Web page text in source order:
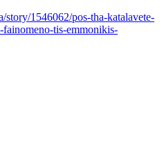
1546062/pos-tha-katalavete-
fainomeno-tis-emmonikis-